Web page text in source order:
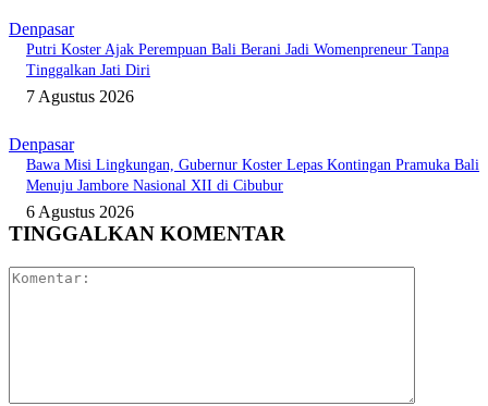
Denpasar
Putri Koster Ajak Perempuan Bali Berani Jadi Womenpreneur Tanpa
Tinggalkan Jati Diri
7 Agustus 2026
Denpasar
Bawa Misi Lingkungan, Gubernur Koster Lepas Kontingan Pramuka Bali
Menuju Jambore Nasional XII di Cibubur
6 Agustus 2026
TINGGALKAN KOMENTAR